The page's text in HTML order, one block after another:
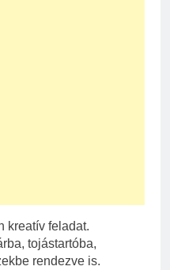
kreatív feladat.
tojástartóba,
rendezve is.